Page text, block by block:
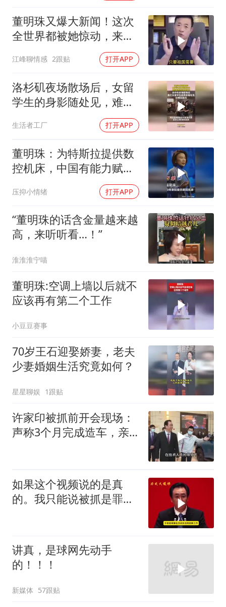
董明珠又爆大新闻！这次
全世界都被她惊动，来听
江峰聊情感 2跟贴 打开APP
洛杉矶夜场散场后，女留
学生的身影随处见，难怪
生活者工厂 打开APP
董明珠：为特斯拉提供数
控机床，中国有能力赋能
压抑小情绪 打开APP
“董明珠的话含金量越来越
高，来听听看…！”
淮淮淮宁喵
董明珠:空调上墙以后就不
应该再有第二个工作
小豆豆赛事
70岁王石迎娶娇妻，老夫
少妻婚姻生活究竟如何？
星星聊娱 1跟贴
许家印被抓前开会现场：
声称3个月完成造车，亲
如果这个视频说的是真
的。我只能说被抓是罪有
讲真，是球网先动手
的！！！
新媒体 57跟贴